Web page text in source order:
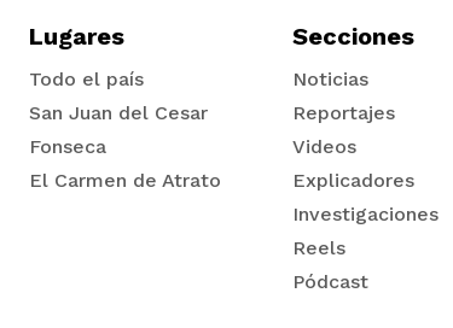
Lugares
Todo el país
San Juan del Cesar
Fonseca
El Carmen de Atrato
Secciones
Noticias
Reportajes
Videos
Explicadores
Investigaciones
Reels
Pódcast